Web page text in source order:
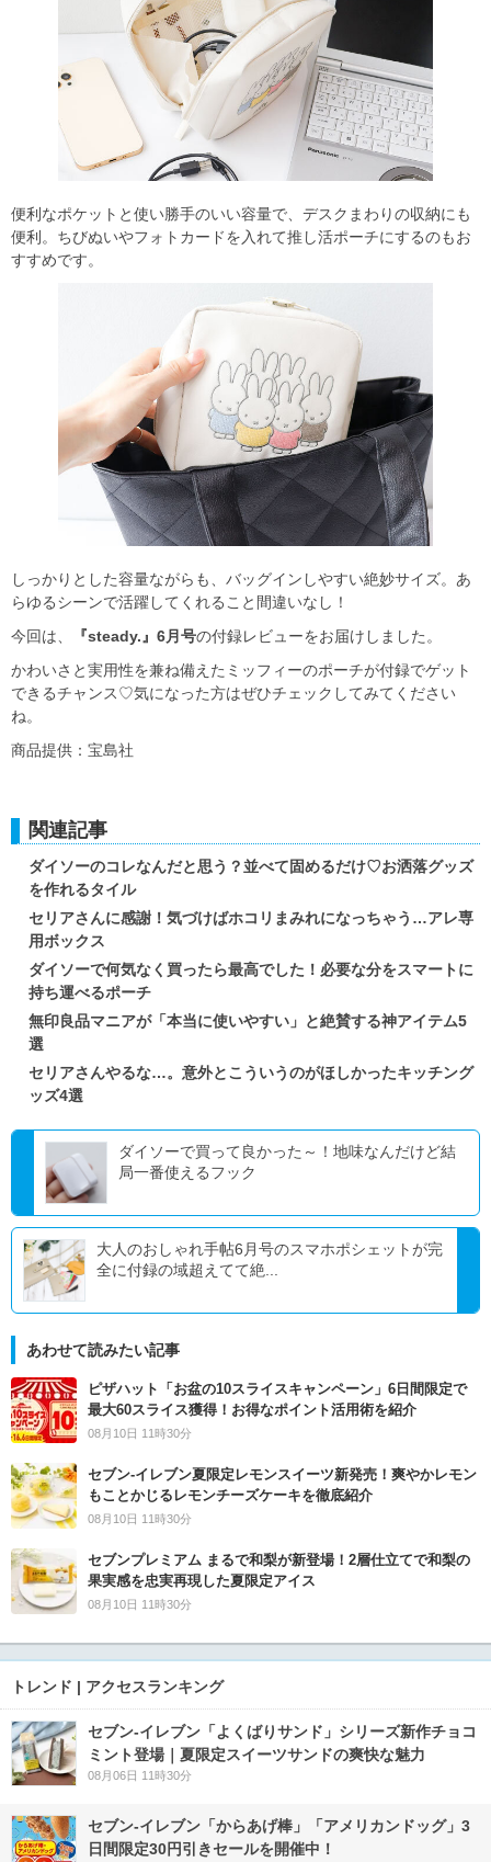
便利なポケットと使い勝手のいい容量で、デスクまわりの収納にも
便利。ちびぬいやフォトカードを入れて推し活ポーチにするのもお
すすめです。
しっかりとした容量ながらも、バッグインしやすい絶妙サイズ。あ
らゆるシーンで活躍してくれること間違いなし！
今回は、
『steady.』6月号の付録レビューをお届けしました。
かわいさと実用性を兼ね備えたミッフィーのポーチが付録でゲット
できるチャンス♡気になった方はぜひチェックしてみてください
ね。
商品提供：宝島社
関連記事
ダイソーのコレなんだと思う？並べて固めるだけ♡お洒落グッズ
を作れるタイル
セリアさんに感謝！気づけばホコリまみれになっちゃう…アレ専
用ボックス
ダイソーで何気なく買ったら最高でした！必要な分をスマートに
持ち運べるポーチ
無印良品マニアが「本当に使いやすい」と絶賛する神アイテム5
選
セリアさんやるな…。意外とこういうのがほしかったキッチング
ッズ4選
ダイソーで買って良かった～！地味なんだけど結
局一番使えるフック
大人のおしゃれ手帖6月号のスマホポシェットが完
全に付録の域超えてて絶...
あわせて読みたい記事
ピザハット「お盆の10スライスキャンペーン」6日間限定で
最大60スライス獲得！お得なポイント活用術を紹介
08月10日 11時30分
セブン‐イレブン夏限定レモンスイーツ新発売！爽やかレモン
もことかじるレモンチーズケーキを徹底紹介
08月10日 11時30分
セブンプレミアム まるで和梨が新登場！2層仕立てで和梨の
果実感を忠実再現した夏限定アイス
08月10日 11時30分
トレンド | アクセスランキング
セブン‐イレブン「よくばりサンド」シリーズ新作チョコ
ミント登場｜夏限定スイーツサンドの爽快な魅力
08月06日 11時30分
セブン‐イレブン「からあげ棒」「アメリカンドッグ」3
日間限定30円引きセールを開催中！